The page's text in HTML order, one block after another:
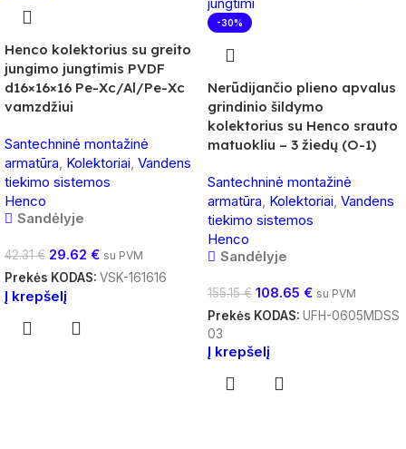
Henco kolektorius su greito
jungimo jungtimis PVDF
d16×16×16 Pe-Xc/Al/Pe-Xc
vamzdžiui
Santechninė montažinė
armatūra, Kolektoriai, Vandens
tiekimo sistemos
Henco
Sandėlyje
42.31€ 29.62 € su PVM
Prekės KODAS: VSK-161616
Į krepšelį
-30%
Nerūdijančio plieno apvalus
grindinio šildymo
kolektorius su Henco srauto
matuokliu – 3 žiedų (O-1)
Santechninė montažinė
armatūra, Kolektoriai, Vandens
tiekimo sistemos
Henco
Sandėlyje
155.15€ 108.65 € su PVM
Prekės KODAS: UFH-0605MDSS
03
Į krepšelį